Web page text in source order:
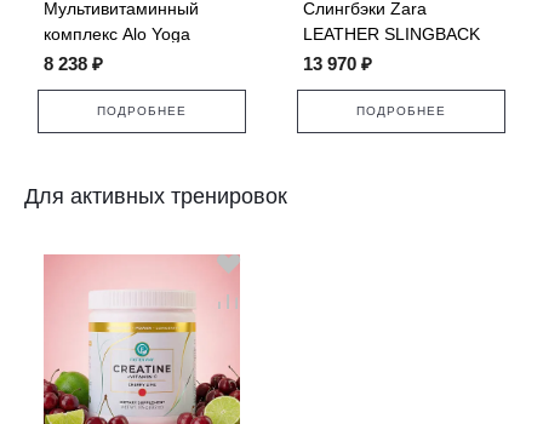
Мультивитаминный
комплекс Alo Yoga
Superfood
8 238 ₽
ПОДРОБНЕЕ
Слингбэки Zara
LEATHER SLINGBACK
FLATS
13 970 ₽
ПОДРОБНЕЕ
Для активных тренировок